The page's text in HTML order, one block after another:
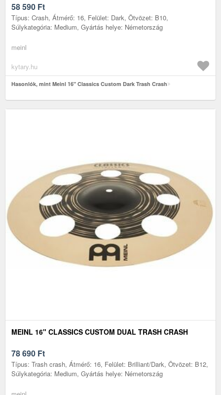
58 590 Ft
Típus: Crash, Átmérő: 16, Felület: Dark, Ötvözet: B10,
Súlykategória: Medium, Gyártás helye: Németország
meinl
kytary.hu
Hasonlók, mint Meinl 16" Classics Custom Dark Trash Crash
MEINL 16" CLASSICS CUSTOM DUAL TRASH CRASH
78 690 Ft
Típus: Trash crash, Átmérő: 16, Felület: Brilliant/Dark, Ötvözet: B12,
Súlykategória: Medium, Gyártás helye: Németország